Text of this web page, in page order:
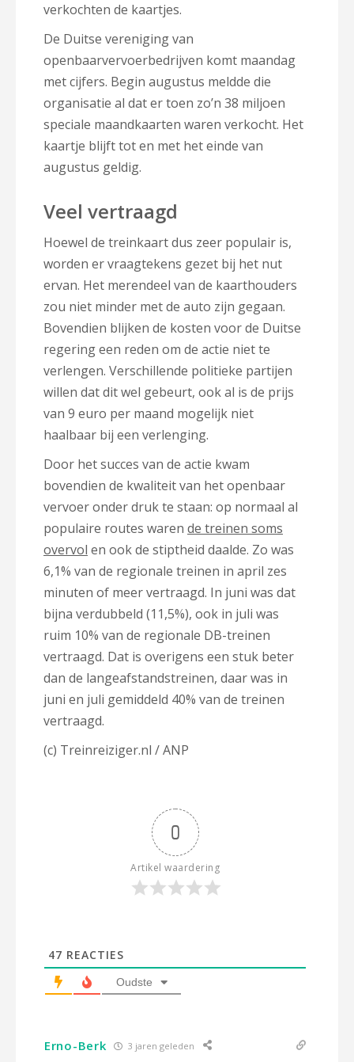
verkochten de kaartjes.
De Duitse vereniging van
openbaarvervoerbedrijven komt maandag
met cijfers. Begin augustus meldde die
organisatie al dat er toen zo’n 38 miljoen
speciale maandkaarten waren verkocht. Het
kaartje blijft tot en met het einde van
augustus geldig.
Veel vertraagd
Hoewel de treinkaart dus zeer populair is,
worden er vraagtekens gezet bij het nut
ervan. Het merendeel van de kaarthouders
zou niet minder met de auto zijn gegaan.
Bovendien blijken de kosten voor de Duitse
regering een reden om de actie niet te
verlengen. Verschillende politieke partijen
willen dat dit wel gebeurt, ook al is de prijs
van 9 euro per maand mogelijk niet
haalbaar bij een verlenging.
Door het succes van de actie kwam
bovendien de kwaliteit van het openbaar
vervoer onder druk te staan: op normaal al
populaire routes waren de treinen soms
overvol en ook de stiptheid daalde. Zo was
6,1% van de regionale treinen in april zes
minuten of meer vertraagd. In juni was dat
bijna verdubbeld (11,5%), ook in juli was
ruim 10% van de regionale DB-treinen
vertraagd. Dat is overigens een stuk beter
dan de langeafstandstreinen, daar was in
juni en juli gemiddeld 40% van de treinen
vertraagd.
(c) Treinreiziger.nl / ANP
0
Artikel waardering
47 REACTIES
Oudste
Erno-Berk 3 jaren geleden